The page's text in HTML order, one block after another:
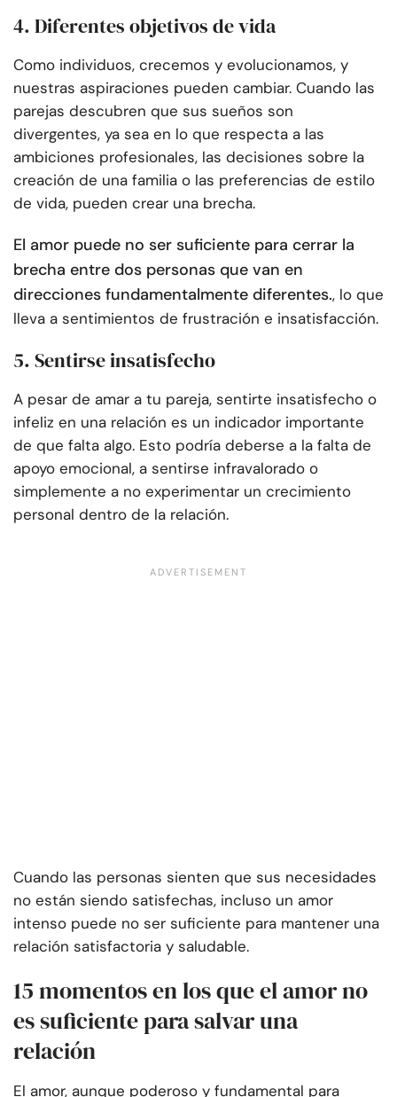
4. Diferentes objetivos de vida
Como individuos, crecemos y evolucionamos, y
nuestras aspiraciones pueden cambiar. Cuando las
parejas descubren que sus sueños son
divergentes, ya sea en lo que respecta a las
ambiciones profesionales, las decisiones sobre la
creación de una familia o las preferencias de estilo
de vida, pueden crear una brecha.
El amor puede no ser suficiente para cerrar la
brecha entre dos personas que van en
direcciones fundamentalmente diferentes., lo que
lleva a sentimientos de frustración e insatisfacción.
5. Sentirse insatisfecho
A pesar de amar a tu pareja, sentirte insatisfecho o
infeliz en una relación es un indicador importante
de que falta algo. Esto podría deberse a la falta de
apoyo emocional, a sentirse infravalorado o
simplemente a no experimentar un crecimiento
personal dentro de la relación.
Cuando las personas sienten que sus necesidades
no están siendo satisfechas, incluso un amor
intenso puede no ser suficiente para mantener una
relación satisfactoria y saludable.
15 momentos en los que el amor no
es suficiente para salvar una
relación
El amor, aunque poderoso y fundamental para